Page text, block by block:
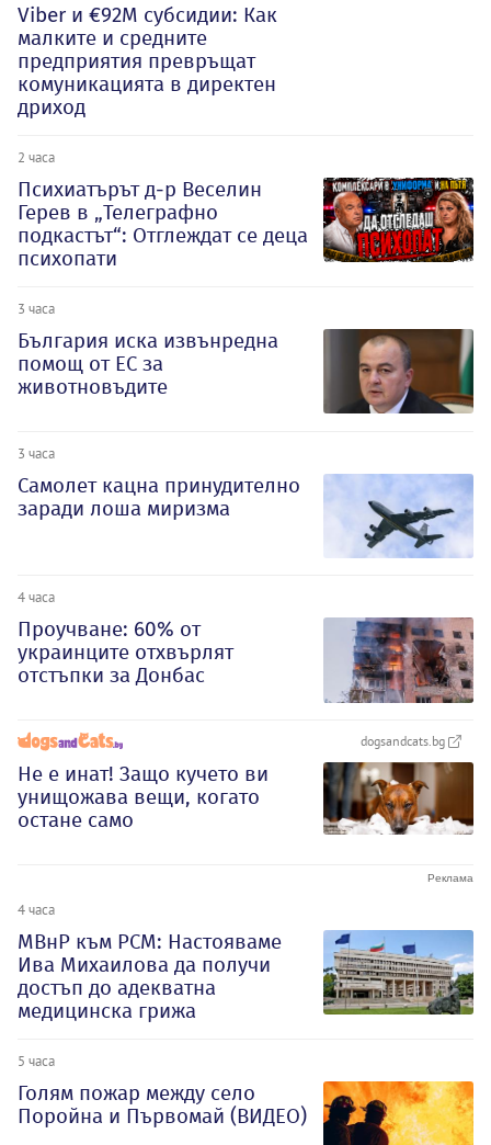
Viber и €92М субсидии: Как
малките и средните
предприятия превръщат
комуникацията в директен
дриход
2 часа
Психиатърът д-р Веселин
Герев в „Телеграфно
подкастът“: Отглеждат се деца
психопати
3 часа
България иска извънредна
помощ от ЕС за
животновъдите
3 часа
Самолет кацна принудително
заради лоша миризма
4 часа
Проучване: 60% от
украинците отхвърлят
отстъпки за Донбас
dogsandcats.bg
Не е инат! Защо кучето ви
унищожава вещи, когато
остане само
4 часа
МВнР към РСМ: Настояваме
Ива Михаилова да получи
достъп до адекватна
медицинска грижа
5 часа
Голям пожар между село
Поройна и Първомай (ВИДЕО)